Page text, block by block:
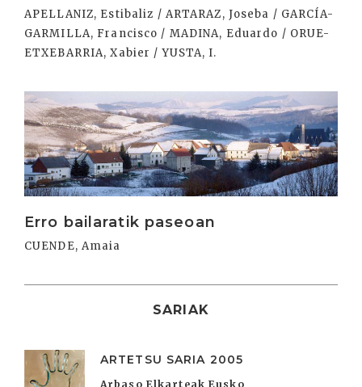
APELLANIZ, Estibaliz / ARTARAZ, Joseba / GARCÍA-
GARMILLA, Francisco / MADINA, Eduardo / ORUE-
ETXEBARRIA, Xabier / YUSTA, I.
Erro bailaratik paseoan
CUENDE, Amaia
Irakurri
SARIAK
ARTETSU SARIA 2005
Arbaso Elkarteak Eusko